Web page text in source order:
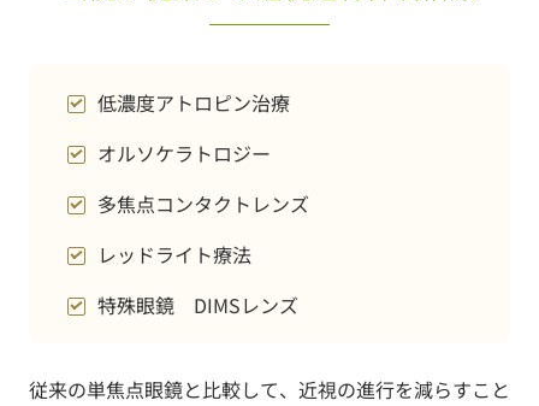
低濃度アトロピン治療
オルソケラトロジー
多焦点コンタクトレンズ
レッドライト療法
特殊眼鏡 DIMSレンズ
従来の単焦点眼鏡と比較して、近視の進行を減らすこと